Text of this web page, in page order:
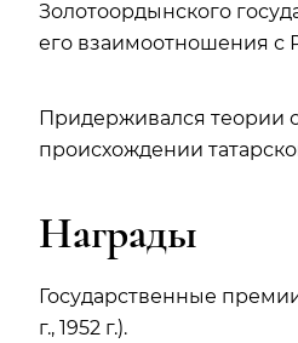
Золотоордынского
его взаимоотношения с
Придерживался теории
происхождении
Награды
Государственные
г., 1952 г.).